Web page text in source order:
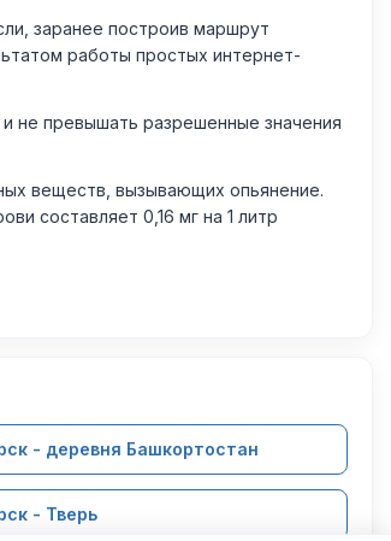
заранее построив маршрут
работы простых интернет-
не превышать разрешенные значения
веществ, вызывающих опьянение.
составляет 0,16 мг на 1 литр
- деревня Башкортостан
- Тверь